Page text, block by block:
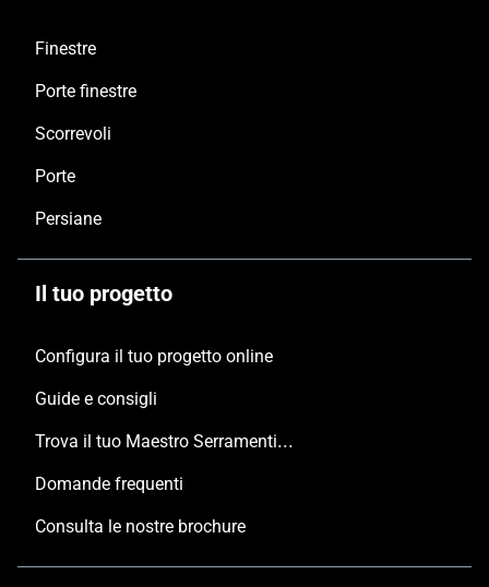
Finestre
Porte finestre
Scorrevoli
Porte
Persiane
Il tuo progetto
Configura il tuo progetto online
Guide e consigli
Trova il tuo Maestro Serramentista Domal
Domande frequenti
Consulta le nostre brochure